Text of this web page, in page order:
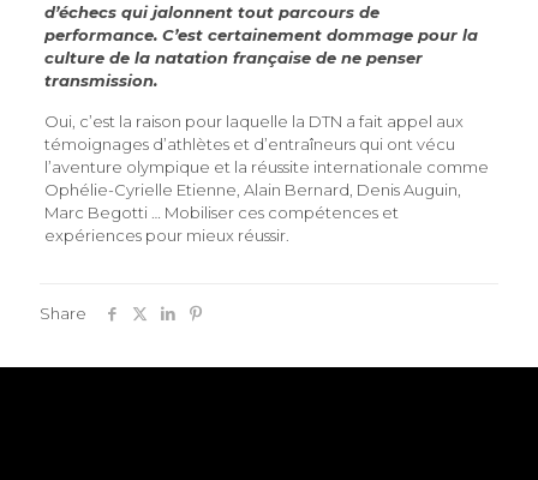
d’échecs qui jalonnent tout parcours de
performance. C’est certainement dommage pour la
culture de la natation française de ne penser
transmission.
Oui, c’est la raison pour laquelle la DTN a fait appel aux
témoignages d’athlètes et d’entraîneurs qui ont vécu
l’aventure olympique et la réussite internationale comme
Ophélie-Cyrielle Etienne, Alain Bernard, Denis Auguin,
Marc Begotti … Mobiliser ces compétences et
expériences pour mieux réussir.
Share